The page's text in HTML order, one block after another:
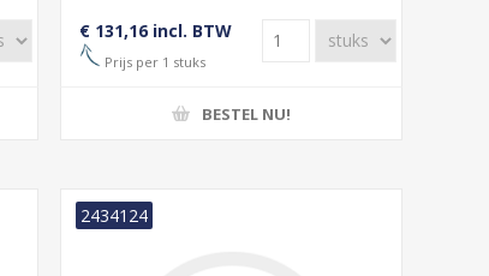
€ 131,16 incl. BTW
Prijs per 1 stuks
BESTEL NU!
2434124